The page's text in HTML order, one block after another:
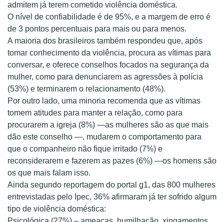
admitem já terem cometido violência doméstica.
O nível de confiabilidade é de 95%, e a margem de erro é
de 3 pontos percentuais para mais ou para menos.
A maioria dos brasileiros também respondeu que, após
tomar conhecimento da violência, procura as vítimas para
conversar, e oferece conselhos focados na segurança da
mulher, como para denunciarem as agressões à polícia
(53%) e terminarem o relacionamento (48%).
Por outro lado, uma minoria recomenda que as vítimas
tomem atitudes para manter a relação, como para
procurarem a igreja (8%) —as mulheres são as que mais
dão este conselho —, mudarem o comportamento para
que o companheiro não fique irritado (7%) e
reconsiderarem e fazerem as pazes (6%) —os homens são
os que mais falam isso.
Ainda segundo reportagem do portal g1, das 800 mulheres
entrevistadas pelo Ipec, 36% afirmaram já ter sofrido algum
tipo de violência doméstica: